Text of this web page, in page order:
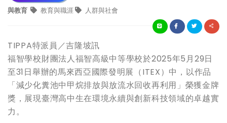
與教育 教育與職涯 人群與社會
TIPPA特派員／吉隆坡訊
福智學校財團法人福智高級中等學校於2025年5月29日
至31日舉辦的馬來西亞國際發明展（ITEX）中，以作品
「減少化糞池中甲烷排放與放流水回收再利用」榮獲金牌
獎，展現臺灣高中生在環境永續與創新科技領域的卓越實
力。